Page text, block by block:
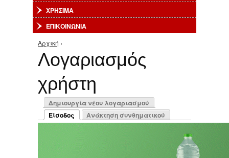
ΧΡΗΣΙΜΑ
ΕΠΙΚΟΙΝΩΝΙΑ
Είστε εδώ
Αρχική ›
Λογαριασμός
χρήστη
Πρωτεύουσες καρτέλες
Δημιουργία νέου λογαριασμού
Είσοδος
(ενεργή καρτέλα)
Ανάκτηση συνθηματικού